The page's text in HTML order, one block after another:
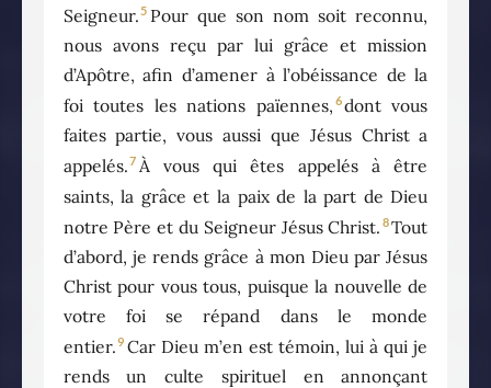
Seigneur.5 Pour que son nom soit reconnu,
nous avons reçu par lui grâce et mission
d’Apôtre, afin d’amener à l’obéissance de la
foi toutes les nations païennes, 6dont vous
faites partie, vous aussi que Jésus Christ a
appelés.7 À vous qui êtes appelés à être
saints, la grâce et la paix de la part de Dieu
notre Père et du Seigneur Jésus Christ. 8Tout
d’abord, je rends grâce à mon Dieu par Jésus
Christ pour vous tous, puisque la nouvelle de
votre foi se répand dans le monde
entier.9 Car Dieu m’en est témoin, lui à qui je
rends un culte spirituel en annonçant